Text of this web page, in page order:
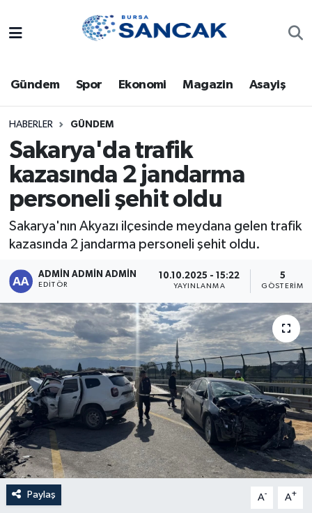
Gündem Spor Ekonomi Magazin Asayiş
HABERLER GÜNDEM
Sakarya'da trafik
kazasında 2 jandarma
personeli şehit oldu
Sakarya'nın Akyazı ilçesinde meydana gelen trafik
kazasında 2 jandarma personeli şehit oldu.
ADMİN ADMİN ADMİN
EDITÖR
10.10.2025 - 15:22
YAYINLANMA
5
GÖSTERIM
Paylaş A- A+
Bursa
Dünya
Eğitim
Ekonomi
Genel
Magazin
Sağlık
Siyaset
Spor
Türkiye
Trafik Durumu
Süper Lig Puan Durumu ve Fikstür
Tüm Manşetler
Son Dakika Haberleri
Haber Arşivi